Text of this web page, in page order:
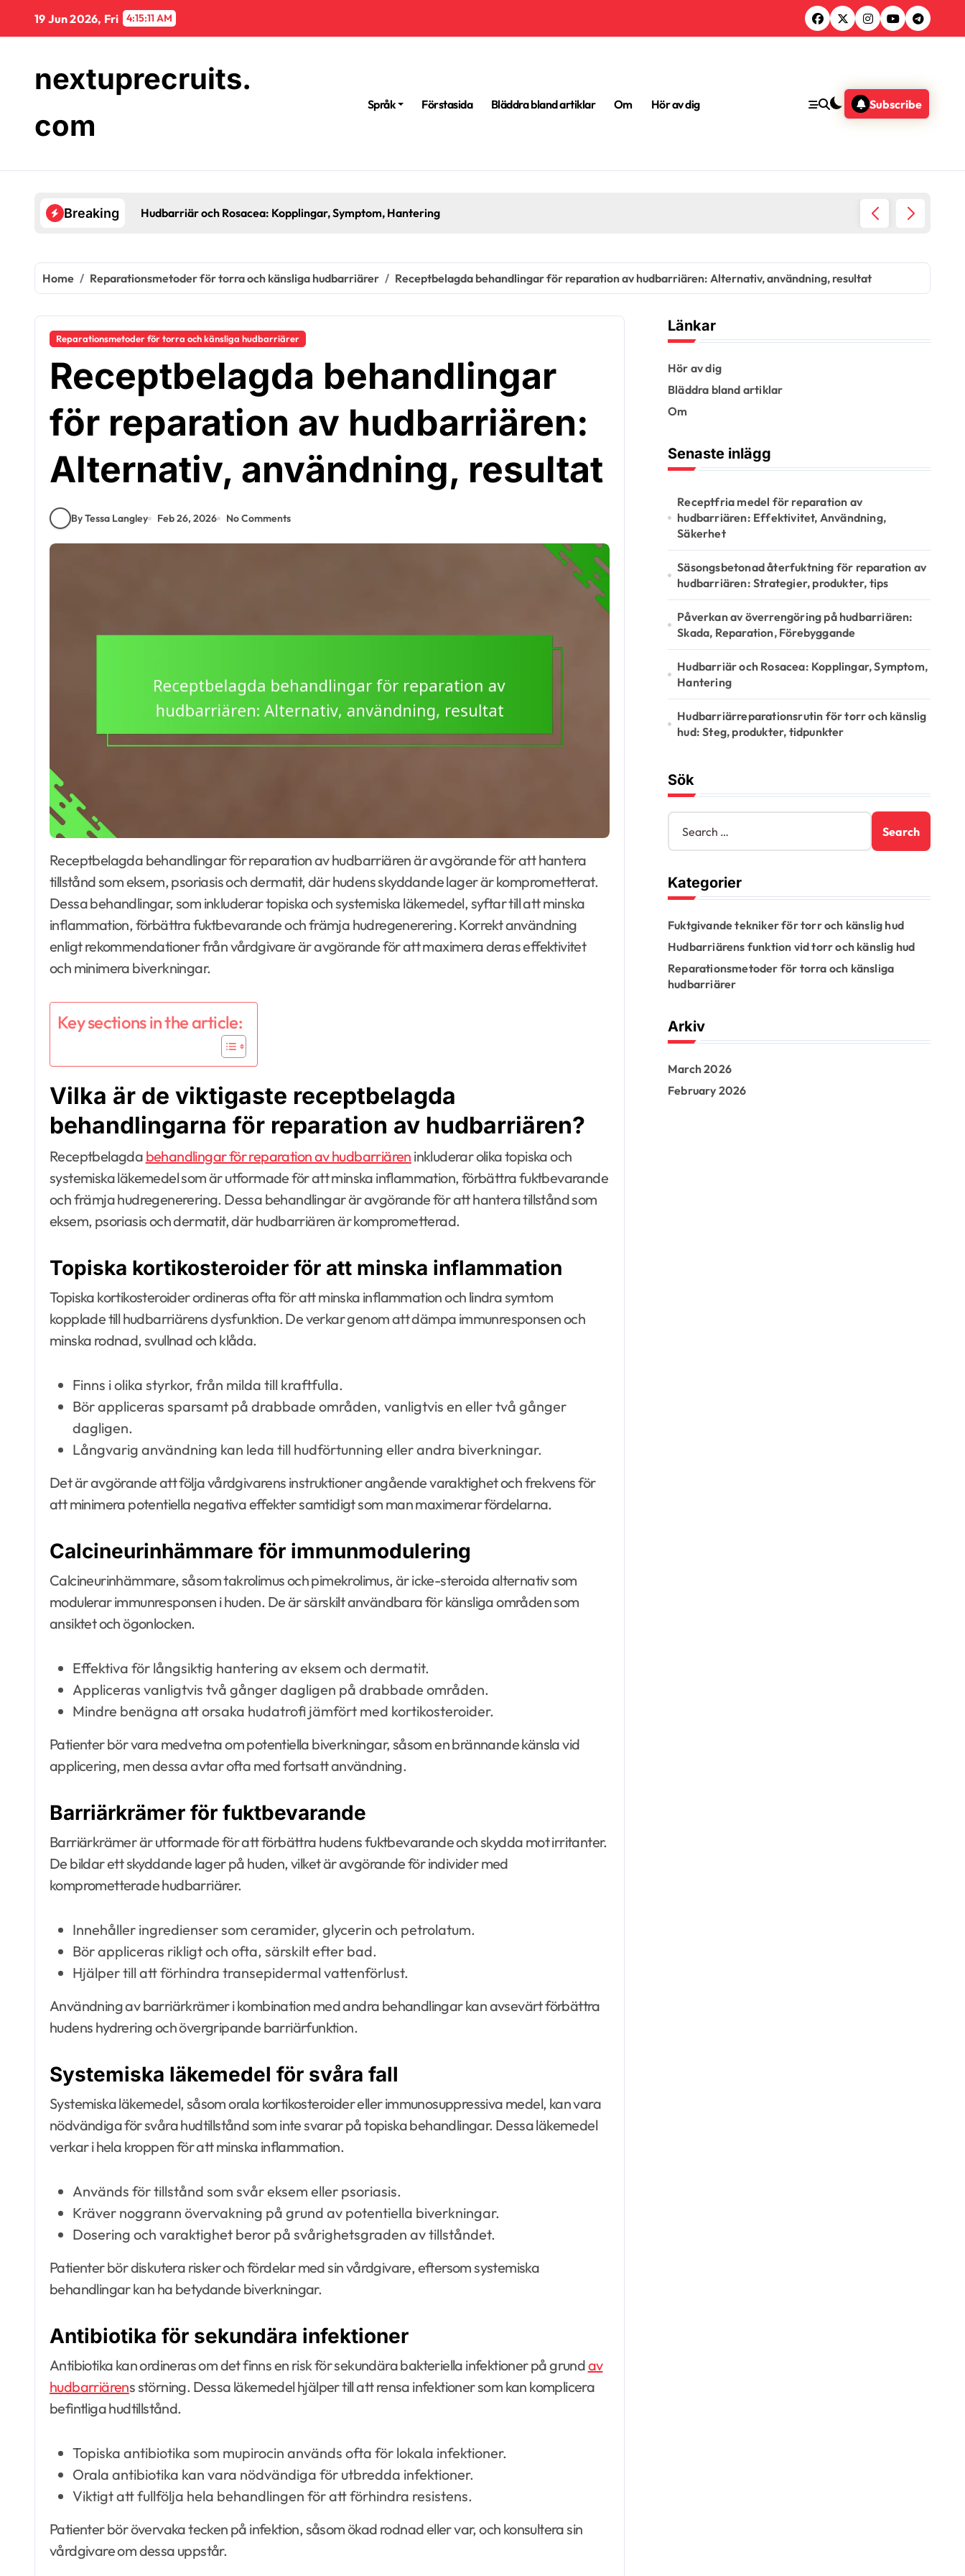
content
19 Jun 2026, Fri 4:15:12 AM
nextuprecruits.
com
Språk Förstasida Bläddra bland artiklar Om Hör av dig Subscribe
Breaking
Hudbarriär och Rosacea: Kopplingar, Symptom, Hantering Hudbarriärreparationsrutin
Home Reparationsmetoder för torra och känsliga hudbarriärer Receptbelagda behandlingar för reparation av hudbarriären: Alternativ, användning, resultat
Reparationsmetoder för torra och känsliga hudbarriärer
Receptbelagda behandlingar
för reparation av hudbarriären:
Alternativ, användning, resultat
By Tessa Langley Feb 26, 2026 No Comments
Receptbelagda behandlingar för reparation av hudbarriären är avgörande för att hantera
tillstånd som eksem, psoriasis och dermatit, där hudens skyddande lager är komprometterat.
Dessa behandlingar, som inkluderar topiska och systemiska läkemedel, syftar till att minska
inflammation, förbättra fuktbevarande och främja hudregenerering. Korrekt användning
enligt rekommendationer från vårdgivare är avgörande för att maximera deras effektivitet
och minimera biverkningar.
Key sections in the article:
Vilka är de viktigaste receptbelagda
behandlingarna för reparation av hudbarriären?
Receptbelagda behandlingar för reparation av hudbarriären inkluderar olika topiska och
systemiska läkemedel som är utformade för att minska inflammation, förbättra fuktbevarande
och främja hudregenerering. Dessa behandlingar är avgörande för att hantera tillstånd som
eksem, psoriasis och dermatit, där hudbarriären är komprometterad.
Topiska kortikosteroider för att minska inflammation
Topiska kortikosteroider ordineras ofta för att minska inflammation och lindra symtom
kopplade till hudbarriärens dysfunktion. De verkar genom att dämpa immunresponsen och
minska rodnad, svullnad och klåda.
Finns i olika styrkor, från milda till kraftfulla.
Bör appliceras sparsamt på drabbade områden, vanligtvis en eller två gånger
dagligen.
Långvarig användning kan leda till hudförtunning eller andra biverkningar.
Det är avgörande att följa vårdgivarens instruktioner angående varaktighet och frekvens för
att minimera potentiella negativa effekter samtidigt som man maximerar fördelarna.
Calcineurinhämmare för immunmodulering
Calcineurinhämmare, såsom takrolimus och pimekrolimus, är icke-steroida alternativ som
modulerar immunresponsen i huden. De är särskilt användbara för känsliga områden som
ansiktet och ögonlocken.
Effektiva för långsiktig hantering av eksem och dermatit.
Appliceras vanligtvis två gånger dagligen på drabbade områden.
Mindre benägna att orsaka hudatrofi jämfört med kortikosteroider.
Patienter bör vara medvetna om potentiella biverkningar, såsom en brännande känsla vid
applicering, men dessa avtar ofta med fortsatt användning.
Barriärkrämer för fuktbevarande
Barriärkrämer är utformade för att förbättra hudens fuktbevarande och skydda mot irritanter.
De bildar ett skyddande lager på huden, vilket är avgörande för individer med
komprometterade hudbarriärer.
Innehåller ingredienser som ceramider, glycerin och petrolatum.
Bör appliceras rikligt och ofta, särskilt efter bad.
Hjälper till att förhindra transepidermal vattenförlust.
Användning av barriärkrämer i kombination med andra behandlingar kan avsevärt förbättra
hudens hydrering och övergripande barriärfunktion.
Systemiska läkemedel för svåra fall
Systemiska läkemedel, såsom orala kortikosteroider eller immunosuppressiva medel, kan vara
nödvändiga för svåra hudtillstånd som inte svarar på topiska behandlingar. Dessa läkemedel
verkar i hela kroppen för att minska inflammation.
Används för tillstånd som svår eksem eller psoriasis.
Kräver noggrann övervakning på grund av potentiella biverkningar.
Dosering och varaktighet beror på svårighetsgraden av tillståndet.
Patienter bör diskutera risker och fördelar med sin vårdgivare, eftersom systemiska
behandlingar kan ha betydande biverkningar.
Antibiotika för sekundära infektioner
Antibiotika kan ordineras om det finns en risk för sekundära bakteriella infektioner på grundav
hudbarriärens störning. Dessa läkemedel hjälper till att rensa infektioner som kan komplicera
befintliga hudtillstånd.
Topiska antibiotika som mupirocin används ofta för lokala infektioner.
Orala antibiotika kan vara nödvändiga för utbredda infektioner.
Viktigt att fullfölja hela behandlingen för att förhindra resistens.
Patienter bör övervaka tecken på infektion, såsom ökad rodnad eller var, och konsultera sin
vårdgivare om dessa uppstår.
Länkar
Hör av dig
Bläddra bland artiklar
Om
Senaste inlägg
Receptfria medel för reparation av
hudbarriären: Effektivitet, Användning,
Säkerhet
Säsongsbetonad återfuktning för reparation av
hudbarriären: Strategier, produkter, tips
Påverkan av överrengöring på hudbarriären:
Skada, Reparation, Förebyggande
Hudbarriär och Rosacea: Kopplingar, Symptom,
Hantering
Hudbarriärreparationsrutin för torr och känslig
hud: Steg, produkter, tidpunkter
Sök
S
a
c
h
o
r
:
Kategorier
Fuktgivande tekniker för torr och känslig hud
Hudbarriärens funktion vid torr och känslig hud
Reparationsmetoder för torra och känsliga
hudbarriärer
Arkiv
March 2026
February 2026